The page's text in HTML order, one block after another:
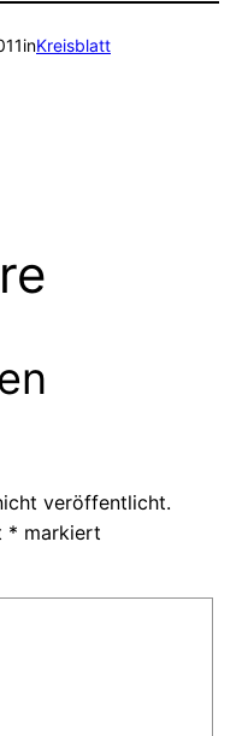
inKreisblatt
veröffentlicht.
* markiert